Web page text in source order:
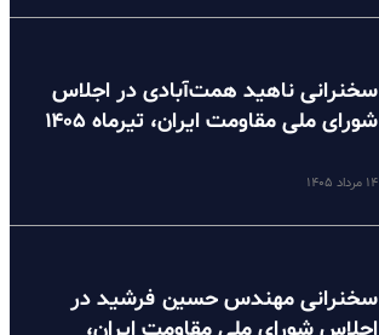
سخنرانی ناهید همت‌آبادی در اجلاس
شورای ملی مقاومت ایران، تیرماه ۱۴۰۵
۱۴ مرداد ۱۴۰۵
سخنرانی مهندس حسین فرشید در